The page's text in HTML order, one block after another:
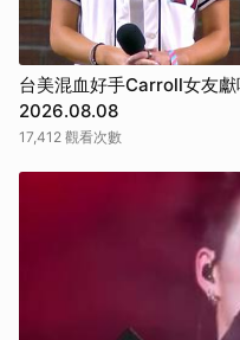
台美混血好手Carroll女友獻
2026.08.08
17,412 觀看次數